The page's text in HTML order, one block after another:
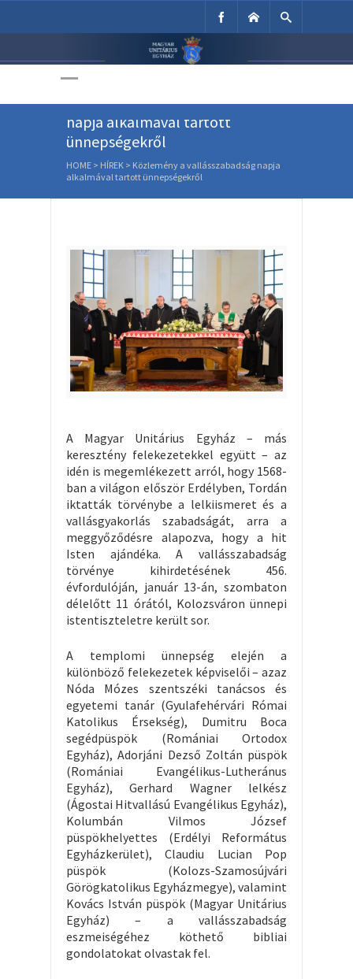
Unitárius Egyház
Közlemény a vallásszabadság
napja alkalmával tartott
ünnepségekről
HOME > HÍREK > Közlemény a vallásszabadság napja
alkalmával tartott ünnepségekről
A Magyar Unitárius Egyház – más
keresztény felekezetekkel együtt – az
idén is megemlékezett arról, hogy 1568-
ban a világon először Erdélyben, Tordán
iktatták törvénybe a lelkiismeret és a
vallásgyakorlás szabadságát, arra a
meggyőződésre alapozva, hogy a hit
Isten ajándéka. A vallásszabadság
törvénye kihirdetésének 456.
évfordulóján, január 13-án, szombaton
délelőtt 11 órától, Kolozsváron ünnepi
istentiszteletre került sor.
A templomi ünnepség elején a
különböző felekezetek képviselői – azaz
Nóda Mózes szentszéki tanácsos és
egyetemi tanár (Gyulafehérvári Római
Katolikus Érsekség), Dumitru Boca
segédpüspök (Romániai Ortodox
Egyház), Adorjáni Dezső Zoltán püspök
(Romániai Evangélikus-Lutheránus
Egyház), Gerhard Wagner lelkész
(Ágostai Hitvallású Evangélikus Egyház),
Kolumbán Vilmos József
püspökhelyettes (Erdélyi Református
Egyházkerület), Claudiu Lucian Pop
püspök (Kolozs-Szamosújvári
Görögkatolikus Egyházmegye), valamint
Kovács István püspök (Magyar Unitárius
Egyház) – a vallásszabadság
eszmeiségéhez köthető bibliai
gondolatokat olvastak fel.